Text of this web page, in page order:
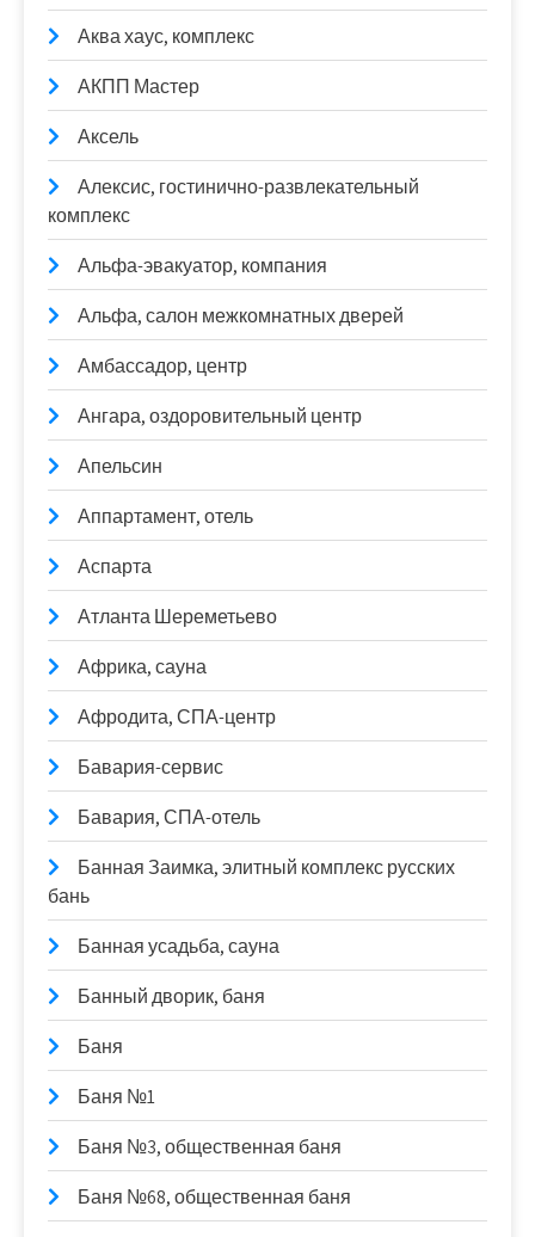
Аква хаус, комплекс
АКПП Мастер
Аксель
Алексис, гостинично-развлекательный
комплекс
Альфа-эвакуатор, компания
Альфа, салон межкомнатных дверей
Амбассадор, центр
Ангара, оздоровительный центр
Апельсин
Аппартамент, отель
Аспарта
Атланта Шереметьево
Африка, сауна
Афродита, СПА-центр
Бавария-сервис
Бавария, СПА-отель
Банная Заимка, элитный комплекс русских
бань
Банная усадьба, сауна
Банный дворик, баня
Баня
Баня №1
Баня №3, общественная баня
Баня №68, общественная баня